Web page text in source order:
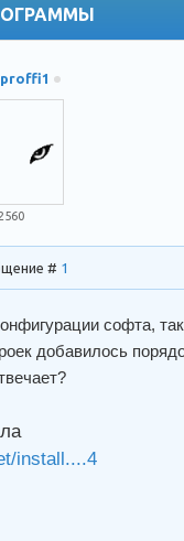
# 1
софта, так
добавилось
install....4